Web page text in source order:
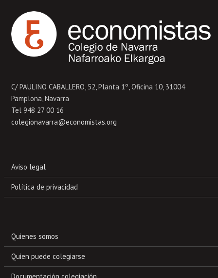
C/ PAULINO CABALLERO, 52, Planta 1º, Oficina 10, 31004
Pamplona, Navarra
Tel 948 27 00 16
colegionavarra@economistas.org
Aviso legal
Política de privacidad
Quienes somos
Quien puede colegiarse